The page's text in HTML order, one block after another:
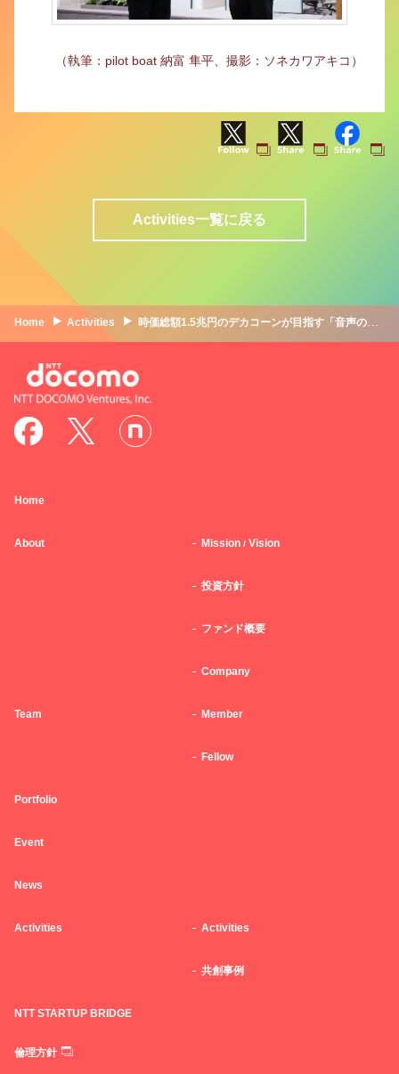
（執筆：pilot boat 納富 隼平、撮影：ソネカワアキコ）
Activities一覧に戻る
Home Activities 時価総額1.5兆円のデカコーンが目指す「音声のインフラ」。CSやエンタメに収まらない音声AIの可能性｜イレブンラボ × NTTドコモ・ベンチャーズ
Home
About Mission / Vision
投資方針
ファンド概要
Company
Team Member
Fellow
Portfolio
Event
News
Activities Activities
共創事例
NTT STARTUP BRIDGE
倫理方針